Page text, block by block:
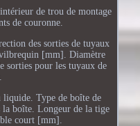
de trou de montage
de couronne.
des sorties de tuyaux
[mm]. Diamètre
sorties pour les tuyaux de
liquide. Type de boîte de
la boîte. Longeur de la tige
court [mm].